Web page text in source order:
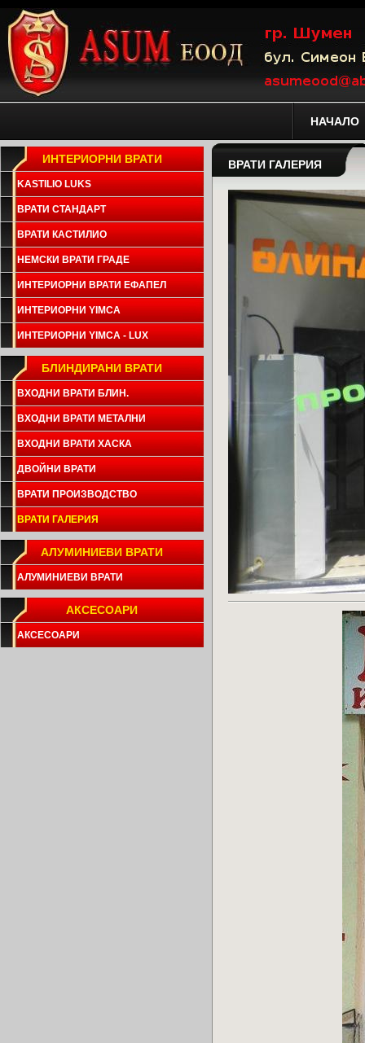
НАЧАЛО
ИНТЕРИОРНИ ВРАТИ
KASTILIO LUKS
ВРАТИ СТАНДАРТ
ВРАТИ КАСТИЛИО
НЕМСКИ ВРАТИ ГРАДЕ
ИНТЕРИОРНИ ВРАТИ ЕФАПЕЛ
ИНТЕРИОРНИ YIMCA
ИНТЕРИОРНИ YIMCA - LUX
БЛИНДИРАНИ ВРАТИ
ВХОДНИ ВРАТИ БЛИН.
ВХОДНИ ВРАТИ МЕТАЛНИ
ВХОДНИ ВРАТИ ХАСКА
ДВОЙНИ ВРАТИ
ВРАТИ ПРОИЗВОДСТВО
ВРАТИ ГАЛЕРИЯ
АЛУМИНИЕВИ ВРАТИ
АЛУМИНИЕВИ ВРАТИ
АКСЕСОАРИ
АКСЕСОАРИ
ВРАТИ ГАЛЕРИЯ